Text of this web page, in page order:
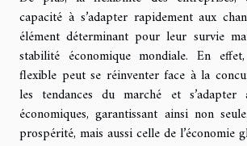
capacité à s’adapter rapidement aux
élément déterminant pour leur survie
stabilité économique mondiale. En
flexible peut se réinventer face à la
les tendances du marché et s’adapter
économiques, garantissant ainsi non
prospérité, mais aussi celle de l’économie